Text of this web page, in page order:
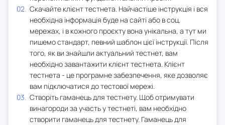
Скачайте клієнт тестнета. Найчастіше інструкція і вся
необхідна інформація буде на сайті або в соц.
мережах, і в кожного проєкту вона унікальна, а тут ми
пишемо стандарт, певний шаблон цієї інструкції. Після
того, як ви знайшли актуальний тестнет, вам
необхідно завантажити клієнт тестнета. Клієнт
тестнета - це програмне забезпечення, яке дозволяє
вам підключатися до тестової мережі.
Створіть гаманець для тестнету. Щоб отримувати
винагороди за участь у тестнеті, вам необхідно
створити гаманець для тестнету. Гаманець для